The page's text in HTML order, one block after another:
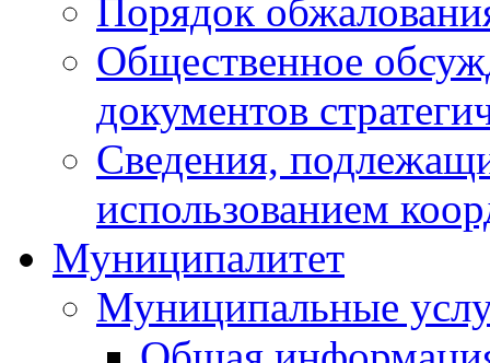
Порядок
Общественное
документов
Сведения,
использованием
Муниципалитет
Муниципальные